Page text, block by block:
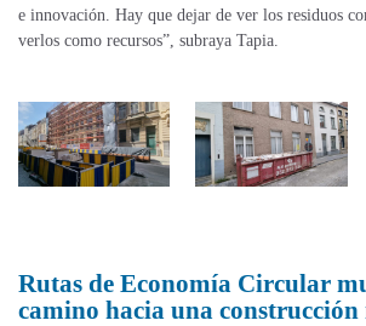
e innovación. Hay que dejar de ver los residuos
verlos como recursos”, subraya Tapia.
Rutas de Economía Circular
camino hacia una construcción